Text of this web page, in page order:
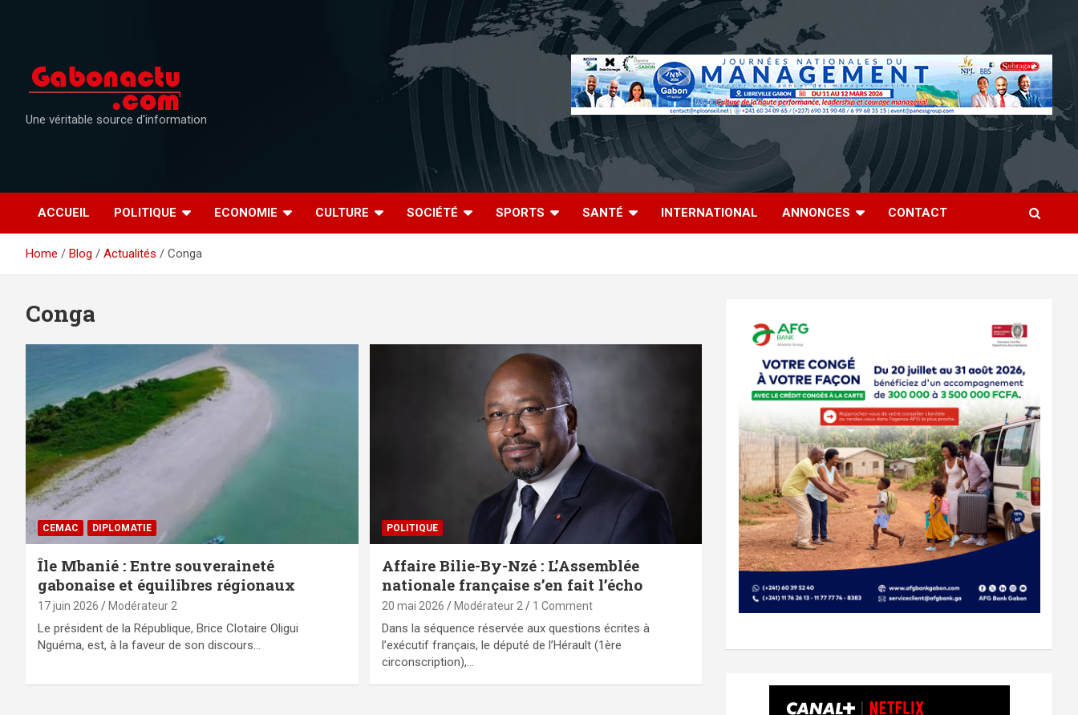
Une véritable source d'information
ACCUEIL POLITIQUE ECONOMIE CULTURE SOCIÉTÉ SPORTS SANTÉ INTERNATIONAL ANNONCES CONTACT
Home Blog Actualités Conga
Conga
CEMAC DIPLOMATIE
Île Mbanié : Entre souveraineté
gabonaise et équilibres régionaux
17 juin 2026 Modérateur 2
Le président de la République, Brice Clotaire Oligui
Nguéma, est, à la faveur de son discours…
POLITIQUE
Affaire Bilie-By-Nzé : L’Assemblée
nationale française s’en fait l’écho
20 mai 2026 Modérateur 2 1 Comment
Dans la séquence réservée aux questions écrites à
l’exécutif français, le député de l’Hérault (1ère
circonscription),…